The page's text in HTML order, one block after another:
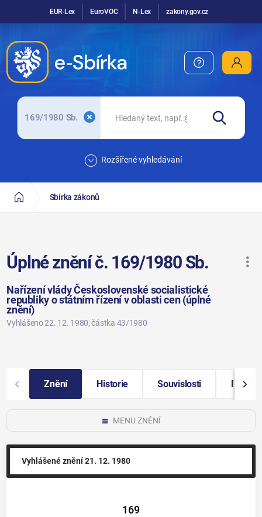
EUR-Lex EuroVOC N-Lex zakony.gov.cz
169/1980 Sb.
Rozšířené vyhledávání
Sbírka zákonů
Úplné znění č. 169/1980 Sb.
Nařízení vlády Československé socialistické
republiky o státním řízení v oblasti cen (úplné
znění)
Vyhlášeno 22. 12. 1980, částka 43/1980
Znění Historie Souvislosti Další
MENU ZNĚNÍ
Vyhlášené znění21. 12. 1980
169